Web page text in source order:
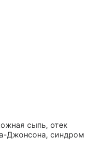
сыпь, отек
Джонсона, синдром